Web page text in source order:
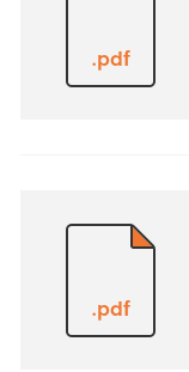
.pdf
.pdf